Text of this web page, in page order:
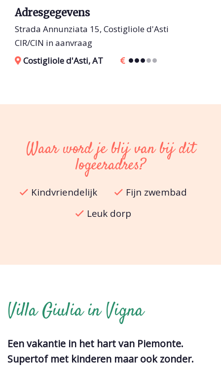
Adresgegevens
Strada Annunziata 15, Costigliole d'Asti
CIR/CIN in aanvraag
Costigliole d'Asti, AT
Waar word je blij van bij dit
logeeradres?
Kindvriendelijk
Fijn zwembad
Leuk dorp
Villa Giulia in Vigna
Een vakantie in het hart van Piemonte.
Supertof met kinderen maar ook zonder.